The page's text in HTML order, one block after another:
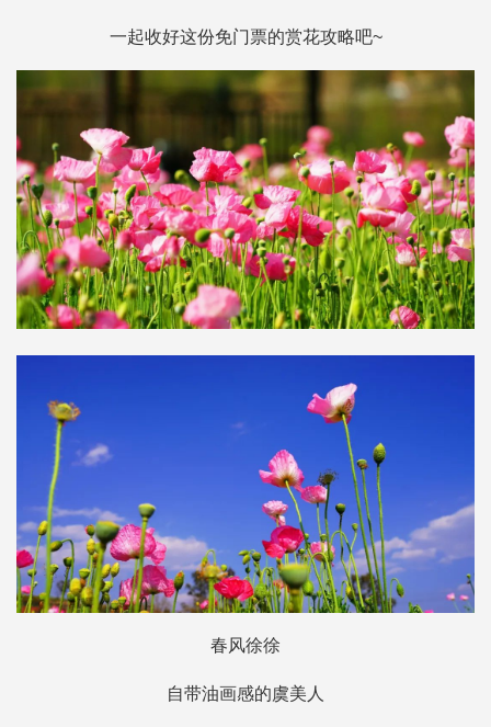
一起收好这份免门票的赏花攻略吧~
春风徐徐
自带油画感的虞美人